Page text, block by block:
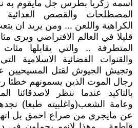
اسمه زكريا بطرس جل مايقوم به
المصطلحات والقصص
الكراهية واللعن ... ومن يريد ان
قليلا في العالم الافتراضي ويرى
المتطرفة .. والتي يقابلها
والقنوات الفضائية الاسلامية
وتجيش الجيوش لقتل
رجال الموت الذين يسمونهم خطئا
بالتاكيد عندما ننظر لاصدقائنا
وعامة الشعب(واغلبيته طبعا)
عن مايجري من صراع احمق بل